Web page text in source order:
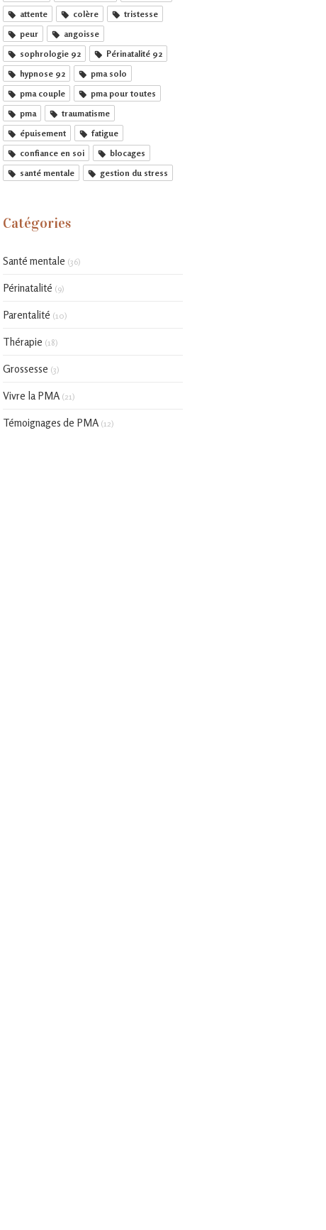
attente
colère
tristesse
peur
angoisse
sophrologie 92
Périnatalité 92
hypnose 92
pma solo
pma couple
pma pour toutes
pma
traumatisme
épuisement
fatigue
confiance en soi
blocages
santé mentale
gestion du stress
Catégories
Santé mentale (36)
Périnatalité (9)
Parentalité (10)
Thérapie (18)
Grossesse (3)
Vivre la PMA (21)
Témoignages de PMA (12)